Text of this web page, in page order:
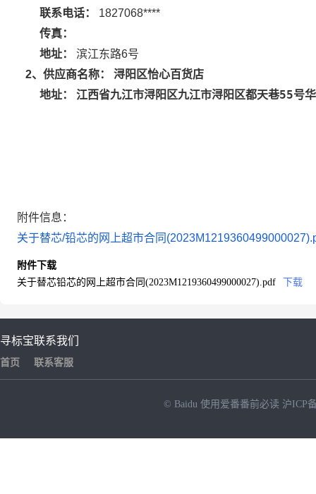
联系电话：
1827068****
传真：
地址：
滨江东路6号
2、供应商名称： 浔阳区怡心百货店
地址： 江西省九江市浔阳区九江市浔阳区都天巷55号
附件信息：
关于替芯/铅芯的网上超市合同
附件下载
关于替芯铅芯的网上超市合同(2023M1219360499000027).pdf
下载
寻标宝
首页
联系我们
联系客服
© Baidu 使用爱番番前必读 沪ICP